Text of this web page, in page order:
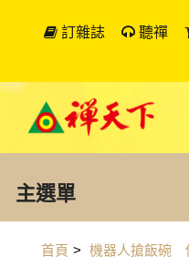
訂雜誌 聽禪
主選單
首頁 > 機器人搶飯碗